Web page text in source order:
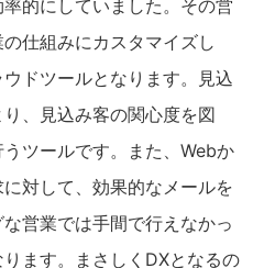
的にしていました。その営
仕組みにカスタマイズし
ドツールとなります。見込
、見込み客の関心度を図
ツールです。また、Webか
対して、効果的なメールを
営業では手間で行えなかっ
ます。まさしくDXとなるの